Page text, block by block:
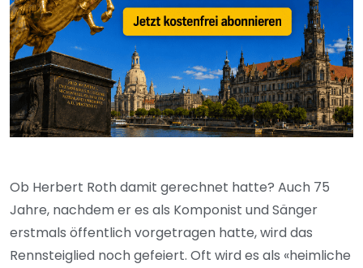
Ob Herbert Roth damit gerechnet hatte? Auch 75
Jahre, nachdem er es als Komponist und Sänger
erstmals öffentlich vorgetragen hatte, wird das
Rennsteiglied noch gefeiert. Oft wird es als «heimliche